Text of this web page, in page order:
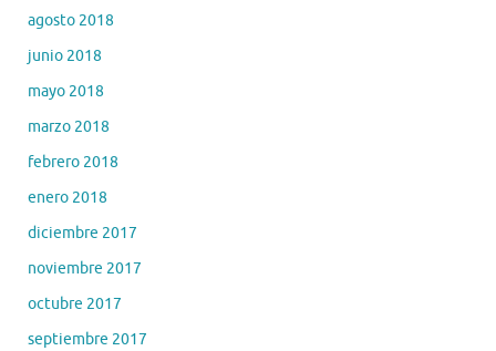
agosto 2018
junio 2018
mayo 2018
marzo 2018
febrero 2018
enero 2018
diciembre 2017
noviembre 2017
octubre 2017
septiembre 2017